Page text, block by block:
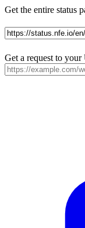
Get the entire status
Get a request to